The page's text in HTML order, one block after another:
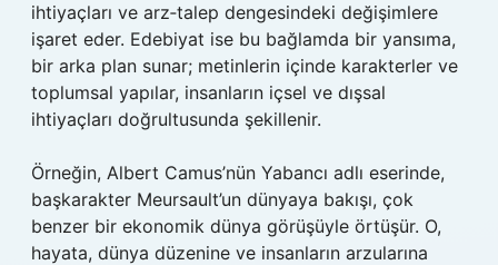
ihtiyaçları ve arz‑talep dengesindeki değişimlere
işaret eder. Edebiyat ise bu bağlamda bir yansıma,
bir arka plan sunar; metinlerin içinde karakterler ve
toplumsal yapılar, insanların içsel ve dışsal
ihtiyaçları doğrultusunda şekillenir.
Örneğin, Albert Camus’nün Yabancı adlı eserinde,
başkarakter Meursault’un dünyaya bakışı, çok
benzer bir ekonomik dünya görüşüyle örtüşür. O,
hayata, dünya düzenine ve insanların arzularına